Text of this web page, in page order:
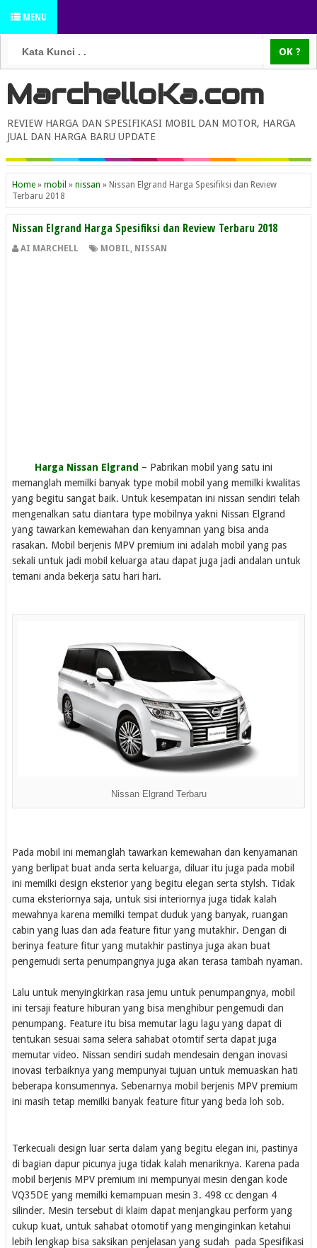
MENU
MarchelloKa.com
REVIEW HARGA DAN SPESIFIKASI MOBIL DAN MOTOR, HARGA
JUAL DAN HARGA BARU UPDATE
Home » mobil » nissan » Nissan Elgrand Harga Spesifiksi dan Review
Terbaru 2018
Nissan Elgrand Harga Spesifiksi dan Review Terbaru 2018
AI MARCHELL MOBIL NISSAN
Harga Nissan Elgrand – Pabrikan mobil yang satu ini
memanglah memilki banyak type mobil mobil yang memilki kwalitas
yang begitu sangat baik. Untuk kesempatan ini nissan sendiri telah
mengenalkan satu diantara type mobilnya yakni Nissan Elgrand
yang tawarkan kemewahan dan kenyamnan yang bisa anda
rasakan. Mobil berjenis MPV premium ini adalah mobil yang pas
sekali untuk jadi mobil keluarga atau dapat juga jadi andalan untuk
temani anda bekerja satu hari hari.
Nissan Elgrand Terbaru
Pada mobil ini memanglah tawarkan kemewahan dan kenyamanan
yang berlipat buat anda serta keluarga, diluar itu juga pada mobil
ini memilki design eksterior yang begitu elegan serta stylsh. Tidak
cuma eksteriornya saja, untuk sisi interiornya juga tidak kalah
mewahnya karena memilki tempat duduk yang banyak, ruangan
cabin yang luas dan ada feature fitur yang mutakhir. Dengan di
berinya feature fitur yang mutakhir pastinya juga akan buat
pengemudi serta penumpangnya juga akan terasa tambah nyaman.
Lalu untuk menyingkirkan rasa jemu untuk penumpangnya, mobil
ini tersaji feature hiburan yang bisa menghibur pengemudi dan
penumpang. Feature itu bisa memutar lagu lagu yang dapat di
tentukan sesuai sama selera sahabat otomtif serta dapat juga
memutar video. Nissan sendiri sudah mendesain dengan inovasi
inovasi terbaiknya yang mempunyai tujuan untuk memuaskan hati
beberapa konsumennya. Sebenarnya mobil berjenis MPV premium
ini masih tetap memilki banyak feature fitur yang beda loh sob.
Terkecuali design luar serta dalam yang begitu elegan ini, pastinya
di bagian dapur picunya juga tidak kalah menariknya. Karena pada
mobil berjenis MPV premium ini mempunyai mesin dengan kode
VQ35DE yang memilki kemampuan mesin 3. 498 cc dengan 4
silinder. Mesin tersebut di klaim dapat menjangkau perform yang
cukup kuat, untuk sahabat otomotif yang menginginkan ketahui
lebih lengkap bisa saksikan penjelasan yang sudah pada Spesifikasi